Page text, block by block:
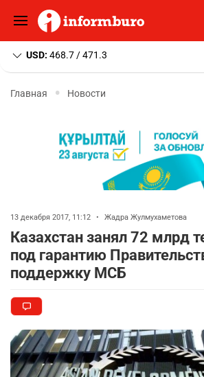
USD: 468.7 / 471.3
Главная Новости
13 декабря 2017, 11:12 • Жадра Жулмухаметова
Казахстан занял 72 млрд
под гарантию
поддержку МСБ